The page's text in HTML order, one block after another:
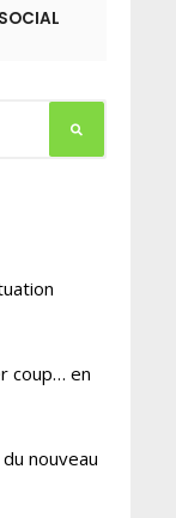
coup… en
nouveau